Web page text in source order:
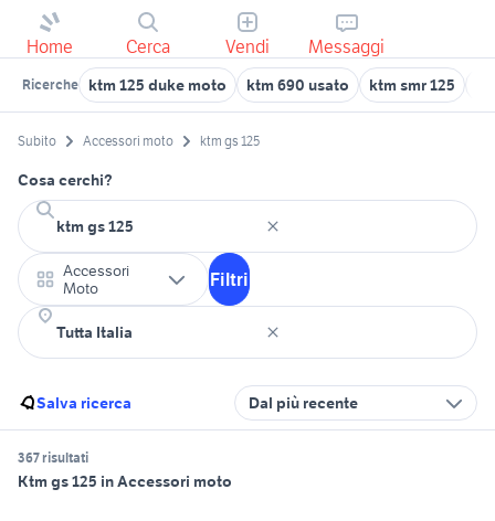
Home Cerca Vendi Messaggi
Ricerche ktm 125 duke moto ktm 690 usato ktm smr 125
Subito Accessori moto ktm gs 125
Cosa cerchi?
Accessori
Moto
Filtri
Salva ricerca Dal più recente
367 risultati
Ktm gs 125 in Accessori moto